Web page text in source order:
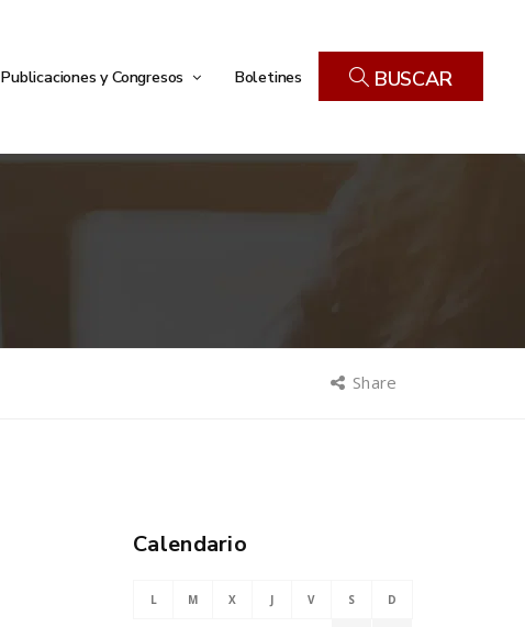
Publicaciones y Congresos Boletines BUSCAR
Share
Calendario
L M X J V S D